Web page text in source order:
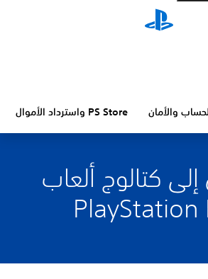
والأمان PS Store واسترداد الأموال
كتالوج ألعاب
PlayStation